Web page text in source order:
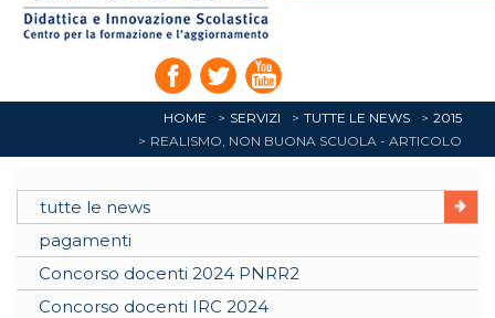
HOME SERVIZI TUTTE LE NEWS
2015
REALISMO, NON BUONA SCUOLA - ARTICOLO
tutte le news
pagamenti
Concorso docenti 2024 PNRR2
Concorso docenti IRC 2024